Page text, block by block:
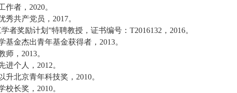
作者， 2020。
秀共产党员， 2017。
者奖励计划”特聘教授，证书编号： T2016132 ， 2016。
基金杰出青年基金获得者， 2013。
师， 2013。
进个人， 2012。
升北京青年科技奖， 2010。
校长奖， 2010。